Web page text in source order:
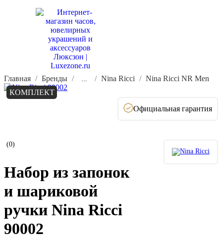
Главная Бренды ... Nina Ricci
Nina Ricci NR Men
КОМПЛЕКТ
Официальная гарантия
(0)
Набор из запонок
и шариковой
ручки Nina Ricci
90002